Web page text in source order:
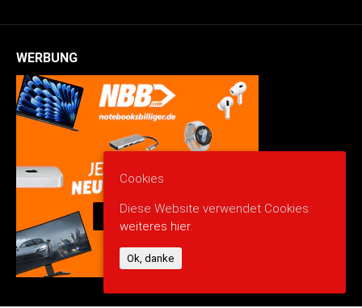
WERBUNG
Cookies
Diese Website verwendet Cookies:
weiteres hier.
Ok, danke